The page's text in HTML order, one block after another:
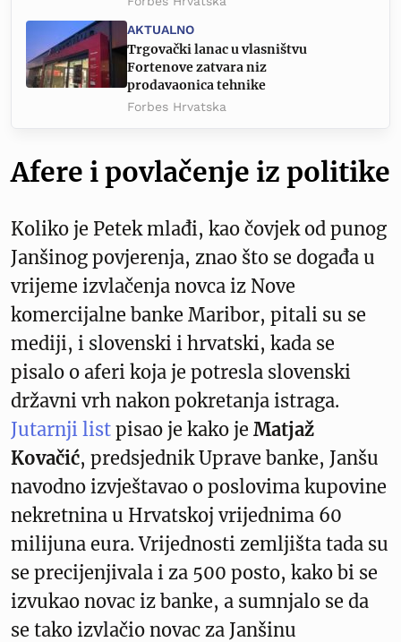
AKTUALNO
Trgovački lanac u vlasništvu
Fortenove zatvara niz
prodavaonica tehnike
Forbes Hrvatska
Afere i povlačenje iz politike
Koliko je Petek mlađi, kao čovjek od punog
Janšinog povjerenja, znao što se događa u
vrijeme izvlačenja novca iz Nove
komercijalne banke Maribor, pitali su se
mediji, i slovenski i hrvatski, kada se
pisalo o aferi koja je potresla slovenski
državni vrh nakon pokretanja istraga.
Jutarnji list pisao je kako je Matjaž
Kovačić, predsjednik Uprave banke, Janšu
navodno izvještavao o poslovima kupovine
nekretnina u Hrvatskoj vrijednima 60
milijuna eura. Vrijednosti zemljišta tada su
se precijenjivala i za 500 posto, kako bi se
izvukao novac iz banke, a sumnjalo se da
se tako izvlačio novac za Janšinu